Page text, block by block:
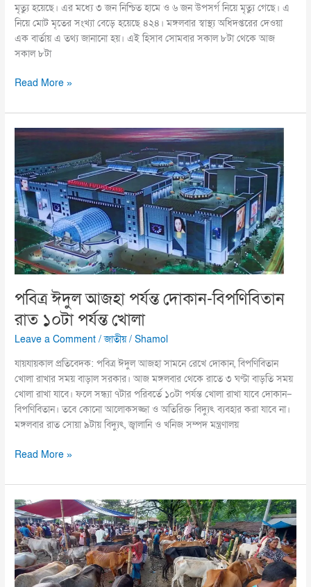
মৃত্যু হয়েছে। এর মধ্যে ৩ জন নিশ্চিত হামে ও ৬ জন উপসর্গ নিয়ে মৃত্যু গেছে। এ
নিয়ে মোট মৃতের সংখ্যা বেড়ে হয়েছে ৪২৪। মঙ্গলবার স্বাস্থ্য অধিদপ্তরের দেওয়া
এক বার্তায় এ তথ্য জানানো হয়। এই হিসাব সোমবার সকাল ৮টা থেকে আজ
সকাল ৮টা
Read More »
পবিত্র ঈদুল আজহা পর্যন্ত দোকান-বিপণিবিতান
রাত ১০টা পর্যন্ত খোলা
Leave a Comment /জাতীয়/Shamol
যায়যায়কাল প্রতিবেদক: পবিত্র ঈদুল আজহা সামনে রেখে দোকান, বিপণিবিতান
খোলা রাখার সময় বাড়াল সরকার। আজ মঙ্গলবার থেকে রাতে ৩ ঘণ্টা বাড়তি সময়
খোলা রাখা যাবে। ফলে সন্ধ্যা ৭টার পরিবর্তে ১০টা পর্যন্ত খোলা রাখা যাবে দোকান–
বিপণিবিতান। তবে কোনো আলোকসজ্জা ও অতিরিক্ত বিদ্যুৎ ব্যবহার করা যাবে না।
মঙ্গলবার রাত সোয়া ৯টায় বিদ্যুৎ, জ্বালানি ও খনিজ সম্পদ মন্ত্রণালয়
পবিত্র
আজহা
পর্যন্ত
দোকান-
বিপণিবিতান
রাত
১০টা
পর্যন্ত
খোলা
Read More »
সাতক্ষীরায়
চাহিদার
তুলনায়
উদ্বৃত্ত
থাকবে
১৮